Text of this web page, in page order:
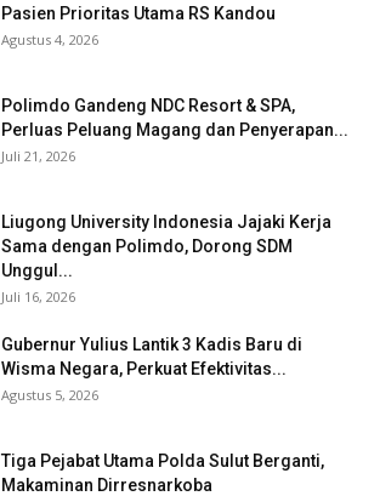
Pasien Prioritas Utama RS Kandou
Agustus 4, 2026
Polimdo Gandeng NDC Resort & SPA,
Perluas Peluang Magang dan Penyerapan...
Juli 21, 2026
Liugong University Indonesia Jajaki Kerja
Sama dengan Polimdo, Dorong SDM
Unggul...
Juli 16, 2026
Gubernur Yulius Lantik 3 Kadis Baru di
Wisma Negara, Perkuat Efektivitas...
Agustus 5, 2026
Tiga Pejabat Utama Polda Sulut Berganti,
Makaminan Dirresnarkoba